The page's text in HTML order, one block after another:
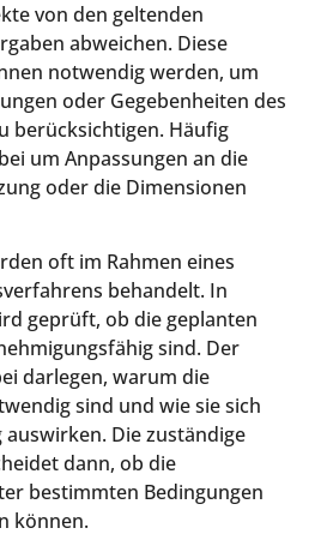
von den geltenden
abweichen. Diese
notwendig werden, um
oder Gegebenheiten des
berücksichtigen. Häufig
um Anpassungen an die
oder die Dimensionen
oft im Rahmen eines
behandelt. In
geprüft, ob die geplanten
sind. Der
darlegen, warum die
sind und wie sie sich
Die zuständige
dann, ob die
bestimmten Bedingungen
können.